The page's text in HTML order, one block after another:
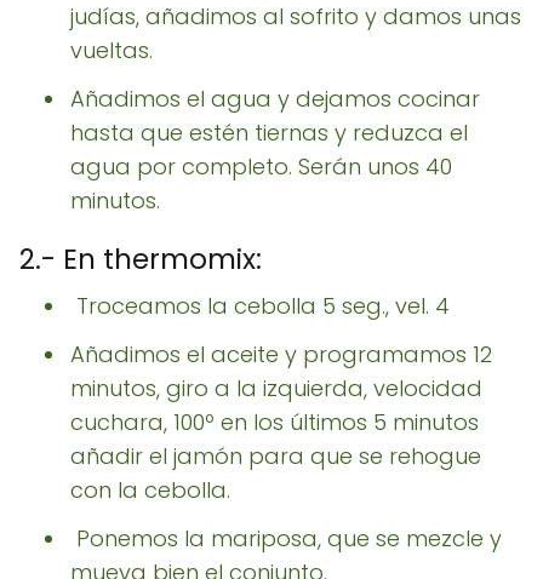
judías, añadimos al sofrito y damos unas
vueltas.
Añadimos el agua y dejamos cocinar
hasta que estén tiernas y reduzca el
agua por completo. Serán unos 40
minutos.
2.- En thermomix:
Troceamos la cebolla 5 seg., vel. 4
Añadimos el aceite y programamos 12
minutos, giro a la izquierda, velocidad
cuchara, 100º en los últimos 5 minutos
añadir el jamón para que se rehogue
con la cebolla.
Ponemos la mariposa, que se mezcle y
mueva bien el conjunto.